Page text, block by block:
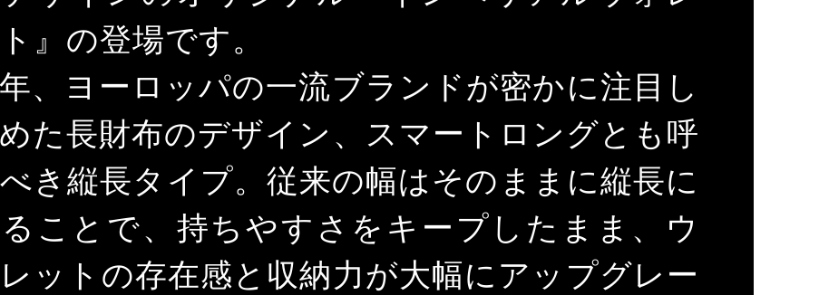
』の登場です。
、ヨーロッパの一流ブランドが密かに注目し
た長財布のデザイン、スマートロングとも呼
き縦長タイプ。従来の幅はそのままに縦長に
ことで、持ちやすさをキープしたまま、ウ
ットの存在感と収納力が大幅にアップグレー